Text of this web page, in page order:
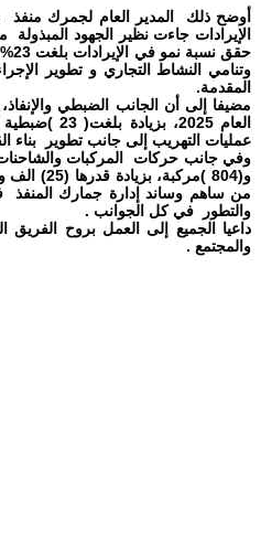
أوضح ذلك المدير العام لجمرك منفذ
الإيرادات جاءت نظير الجهود
وتنامي النشاط التجاري و تطوير
المقدمة.
عمليات التهريب إلى جانب تطوير بناء
والتطور في كل الجوانب .
داعيا الجميع إلى العمل بروح الفريق
والمجتمع .